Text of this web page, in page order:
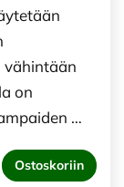
vähintään
on
…
Ostoskoriin